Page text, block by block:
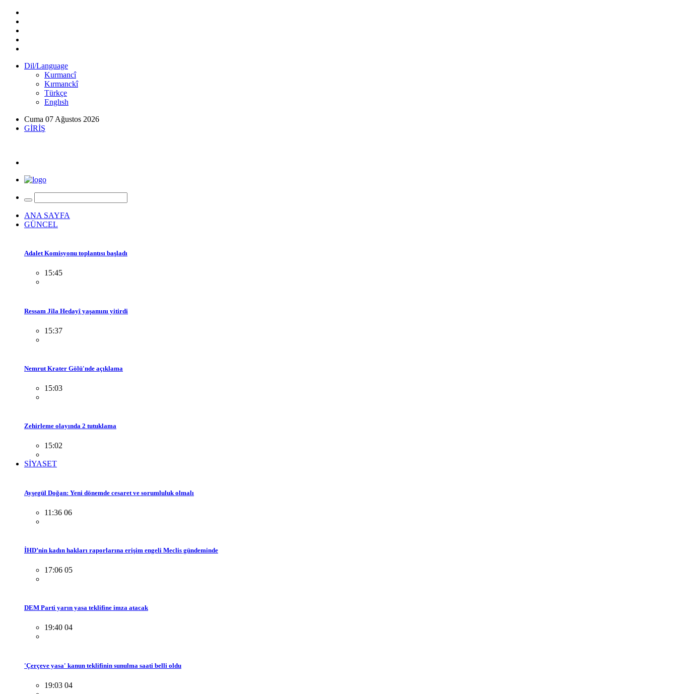
Dil/Language
Kurmancî
Kırmanckî
Türkçe
Englısh
Cuma 07 Ağustos 2026
GİRİŞ
ANA SAYFA
GÜNCEL
Adalet Komisyonu toplantısı başladı
15:45
Ressam Jîla Hedayî yaşamını yitirdi
15:37
Nemrut Krater Gölü'nde açıklama
15:03
Zehirleme olayında 2 tutuklama
15:02
SİYASET
Ayşegül Doğan: Yeni dönemde cesaret ve sorumluluk olmalı
11:36 06
İHD’nin kadın hakları raporlarına erişim engeli Meclis gündeminde
17:06 05
DEM Parti yarın yasa teklifine imza atacak
19:40 04
'Çerçeve yasa' kanun teklifinin sunulma saati belli oldu
19:03 04